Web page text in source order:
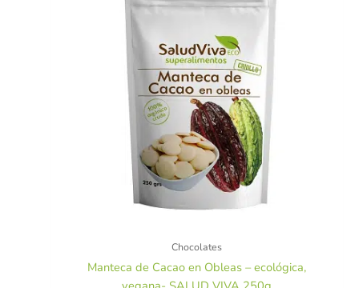
Chocolates
Manteca de Cacao en Obleas – ecológica,